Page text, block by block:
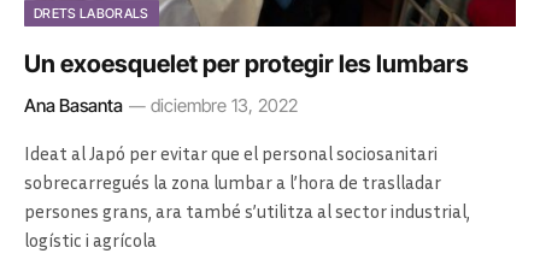
DRETS LABORALS
Un exoesquelet per protegir les lumbars
Ana Basanta diciembre 13, 2022
Ideat al Japó per evitar que el personal sociosanitari
sobrecarregués la zona lumbar a l’hora de traslladar
persones grans, ara també s’utilitza al sector industrial,
logístic i agrícola